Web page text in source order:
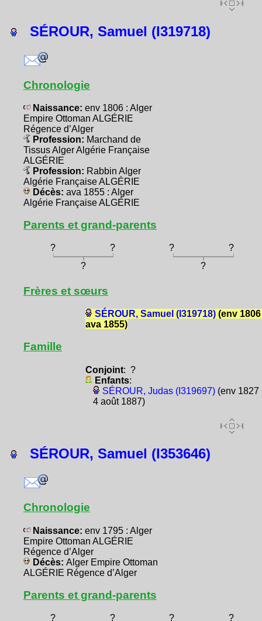
SÉROUR, Samuel (I319718)
Chronologie
Naissance: env 1806 : Alger
Empire Ottoman ALGÉRIE
Régence d’Alger
Profession: Marchand de
Tissus Alger Algérie Française
ALGÉRIE
Profession: Rabbin Alger
Algérie Française ALGÉRIE
Décès: ava 1855 : Alger
Algérie Française ALGÉRIE
Parents et grand-parents
? ? ?
?
?
?
Frères et sœurs
SÉROUR, Samuel (I319718)(env 1806
ava 1855)
Famille
Conjoint: ?
Enfants:
SÉROUR, Judas (I319697)(env 1827
4 août 1887)
SÉROUR, Samuel (I353646)
Chronologie
Naissance: env 1795 : Alger
Empire Ottoman ALGÉRIE
Régence d’Alger
Décès: Alger Empire Ottoman
ALGÉRIE Régence d’Alger
Parents et grand-parents
? ? ? ?